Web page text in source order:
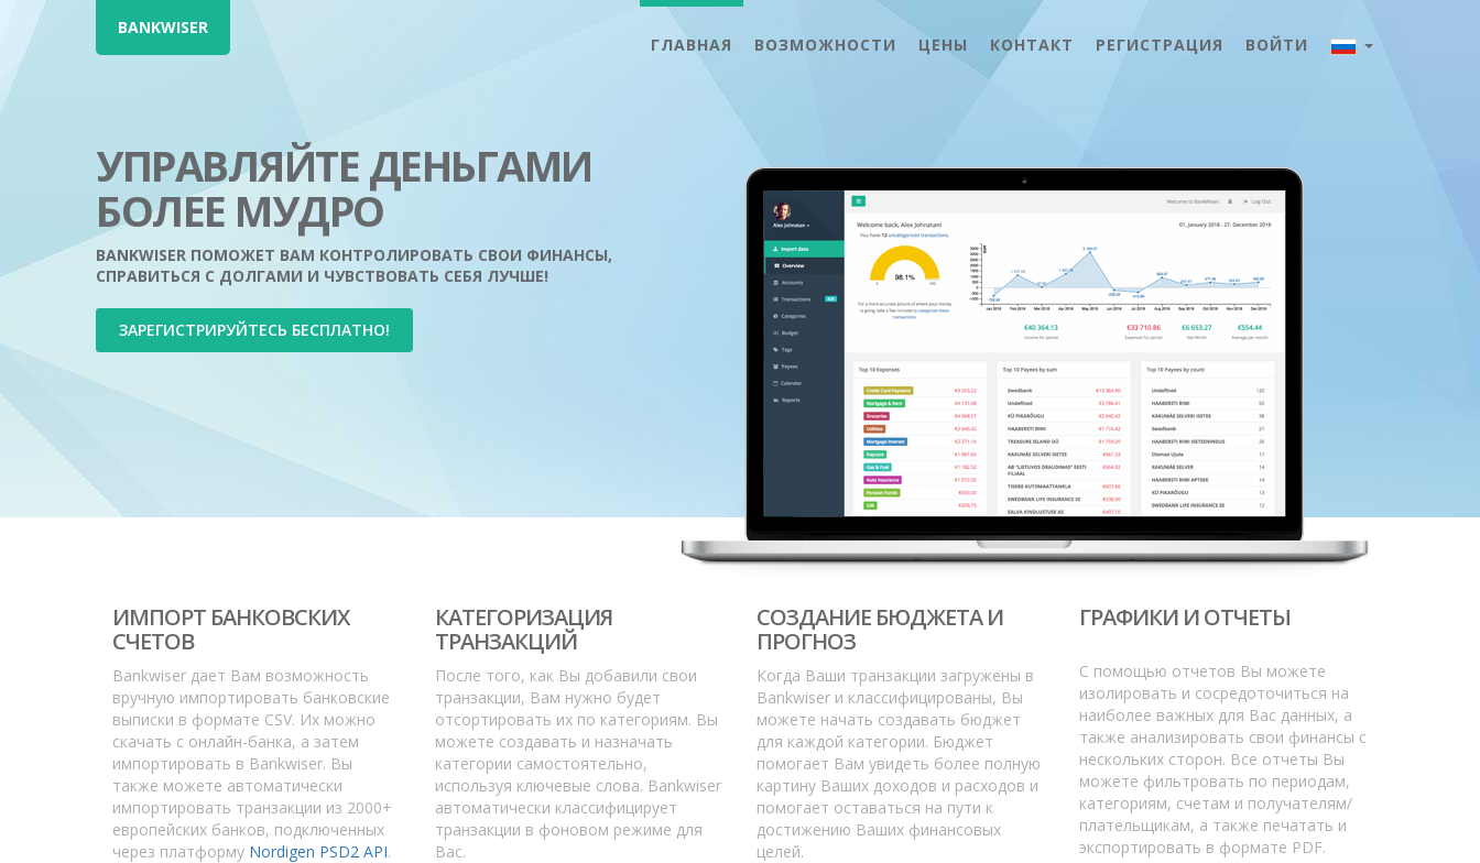
BANKWISER
ГЛАВНАЯ
ВОЗМОЖНОСТИ ЦЕНЫ КОНТАКТ РЕГИСТРАЦИЯ ВОЙТИ
УПРАВЛЯЙТЕ ДЕНЬГАМИ
БОЛЕЕ МУДРО
BANKWISER ПОМОЖЕТ ВАМ КОНТРОЛИРОВАТЬ СВОИ ФИНАНСЫ,
СПРАВИТЬСЯ С ДОЛГАМИ И ЧУВСТВОВАТЬ СЕБЯ ЛУЧШЕ!
ЗАРЕГИСТРИРУЙТЕСЬ БЕСПЛАТНО!
ИМПОРТ БАНКОВСКИХ
СЧЕТОВ
Bankwiser дает Вам возможность
вручную импортировать банковские
выписки в формате CSV. Их можно
скачать с онлайн-банка, а затем
импортировать в Bankwiser. Вы
также можете автоматически
импортировать транзакции из 2000+
европейских банков, подключенных
через платформу Nordigen PSD2 API.
КАТЕГОРИЗАЦИЯ
ТРАНЗАКЦИЙ
После того, как Вы добавили свои
транзакции, Вам нужно будет
отсортировать их по категориям. Вы
можете создавать и назначать
категории самостоятельно,
используя ключевые слова. Bankwiser
автоматически классифицирует
транзакции в фоновом режиме для
Вас.
СОЗДАНИЕ БЮДЖЕТА И
ПРОГНОЗ
Когда Ваши транзакции загружены в
Bankwiser и классифицированы, Вы
можете начать создавать бюджет
для каждой категории. Бюджет
помогает Вам увидеть более полную
картину Ваших доходов и расходов и
помогает оставаться на пути к
достижению Ваших финансовых
целей.
ГРАФИКИ И ОТЧЕТЫ
С помощью отчетов Вы можете
изолировать и сосредоточиться на
наиболее важных для Вас данных, а
также анализировать свои финансы с
нескольких сторон. Все отчеты Вы
можете фильтровать по периодам,
категориям, счетам и получателям/
плательщикам, а также печатать и
экспортировать в формате PDF.